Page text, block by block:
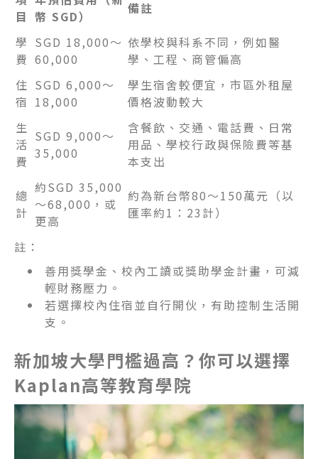
目 幣 SGD）
備註
學
費
SGD 18,000～
60,000
依學校與科系不同，例如醫
學、工程、商管偏高
住
宿
SGD 6,000～
18,000
學生宿舍較便宜，市區外租屋
價格波動較大
生
活
費
SGD 9,000～
35,000
含餐飲、交通、電話費、日常
用品、學校行政與保險費等基
本支出
總
計
約SGD 35,000
～68,000，或
更高
約為新台幣80～150萬元（以
匯率約1：23計）
註：
善用獎學金、校內工讀或獎助學金計畫，可減
輕財務壓力。
若選擇校內住宿並自行開伙，有助控制生活開
支。
新加坡大學門檻過高？你可以選擇
Kaplan高等教育學院